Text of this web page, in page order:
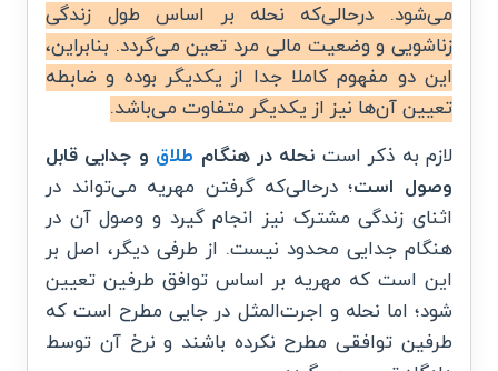
می‌شود. درحالی‌که نحله بر اساس طول زندگی
زناشویی و وضعیت مالی مرد تعین می‌گردد. بنابراین،
این دو مفهوم کاملا جدا از یکدیگر بوده و ضابطه
تعیین آن‌ها نیز از یکدیگر متفاوت می‌باشد.
لازم به ذکر است نحله در هنگام طلاق و جدایی قابل
وصول است؛ درحالی‌که گرفتن مهریه می‌تواند در
اثنای زندگی مشترک نیز انجام گیرد و وصول آن در
هنگام جدایی محدود نیست. از طرفی دیگر، اصل بر
این است که مهریه بر اساس توافق طرفین تعیین
شود؛ اما نحله و اجرت‌المثل در جایی مطرح است که
طرفین توافقی مطرح نکرده باشند و نرخ آن توسط